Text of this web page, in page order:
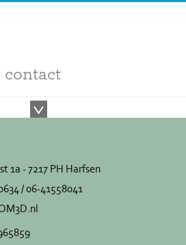
contact
1a - 7217 PH Harfsen
/ 06-41558041